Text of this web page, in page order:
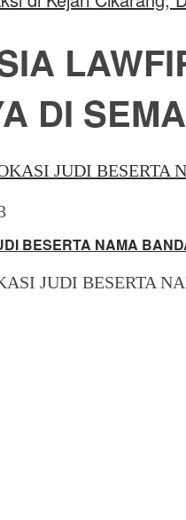
DI
BESERTA NAMA
JUDI BESERTA